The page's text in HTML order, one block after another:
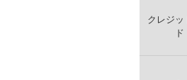
クレジッ
ド